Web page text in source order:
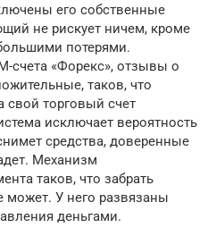
его собственные
не рискует ничем, кроме
потерями.
«Форекс», отзывы о
таков, что
свой торговый счет
исключает вероятность
средства, доверенные
Механизм
таков, что забрать
может. У него развязаны
деньгами.